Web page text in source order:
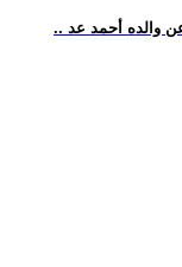
والده أحمد عد